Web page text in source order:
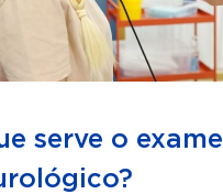
serve o exame